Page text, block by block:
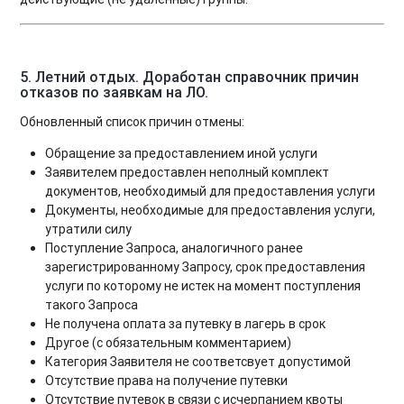
5. Летний отдых. Доработан справочник причин
отказов по заявкам на ЛО.
Обновленный список причин отмены:
Обращение за предоставлением иной услуги
Заявителем предоставлен неполный комплект
документов, необходимый для предоставления услуги
Документы, необходимые для предоставления услуги,
утратили силу
Поступление Запроса, аналогичного ранее
зарегистрированному Запросу, срок предоставления
услуги по которому не истек на момент поступления
такого Запроса
Не получена оплата за путевку в лагерь в срок
Другое (с обязательным комментарием)
Категория Заявителя не соответсвует допустимой
Отсутствие права на получение путевки
Отсутствие путевок в связи с исчерпанием квоты